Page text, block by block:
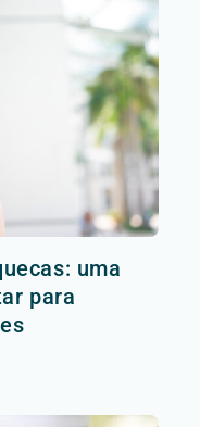
uma
para